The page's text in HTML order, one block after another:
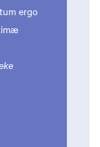
ergo